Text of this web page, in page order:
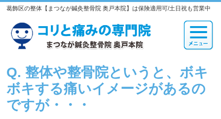
葛飾区の整体【まつなが鍼灸整骨院 奥戸本院】は保険適用可/土日祝も営業中
Q. 整体や整骨院というと、ボキ
ボキする痛いイメージがあるの
ですが・・・